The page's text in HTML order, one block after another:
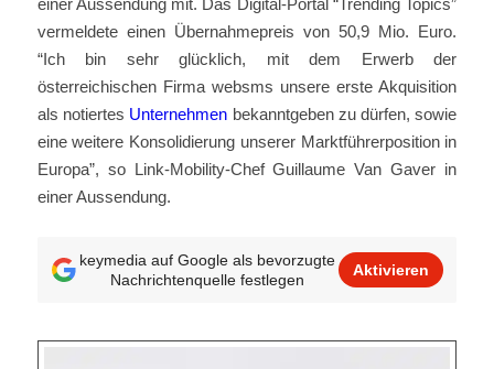
vermeldete einen Übernahmepreis von 50,9 Mio. Euro.
“Ich bin sehr glücklich, mit dem Erwerb der
österreichischen Firma websms unsere erste Akquisition
als notiertes Unternehmen bekanntgeben zu dürfen, sowie
eine weitere Konsolidierung unserer Marktführerposition in
Europa”, so Link-Mobility-Chef Guillaume Van Gaver in
einer Aussendung.
keymedia auf Google als bevorzugte
Nachrichtenquelle festlegen
Aktivieren